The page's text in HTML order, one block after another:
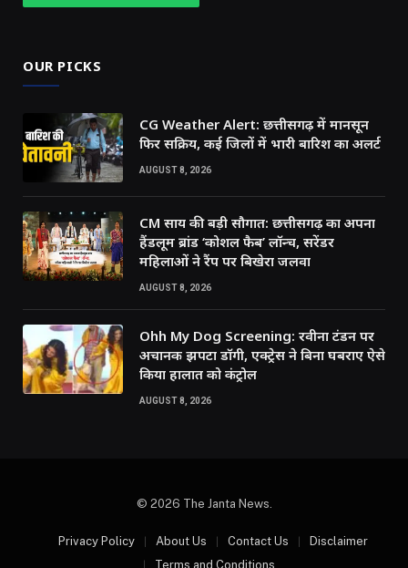
OUR PICKS
CG Weather Alert: छत्तीसगढ़ में मानसून
फिर सक्रिय, कई जिलों में भारी बारिश का अलर्ट
AUGUST 8, 2026
CM साय की बड़ी सौगात: छत्तीसगढ़ का अपना
हैंडलूम ब्रांड ‘कोशल फैब’ लॉन्च, सरेंडर
महिलाओं ने रैंप पर बिखेरा जलवा
AUGUST 8, 2026
Ohh My Dog Screening: रवीना टंडन पर
अचानक झपटा डॉगी, एक्ट्रेस ने बिना घबराए ऐसे
किया हालात को कंट्रोल
AUGUST 8, 2026
© 2026 The Janta News.
Privacy Policy About Us Contact Us
Disclaimer
Terms and Conditions